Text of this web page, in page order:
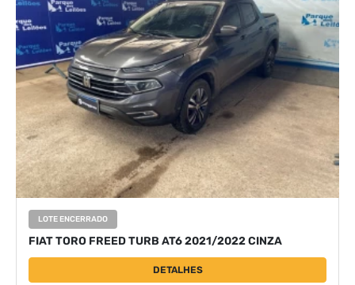
LOTE ENCERRADO
FIAT TORO FREED TURB AT6 2021/2022 CINZA
DETALHES